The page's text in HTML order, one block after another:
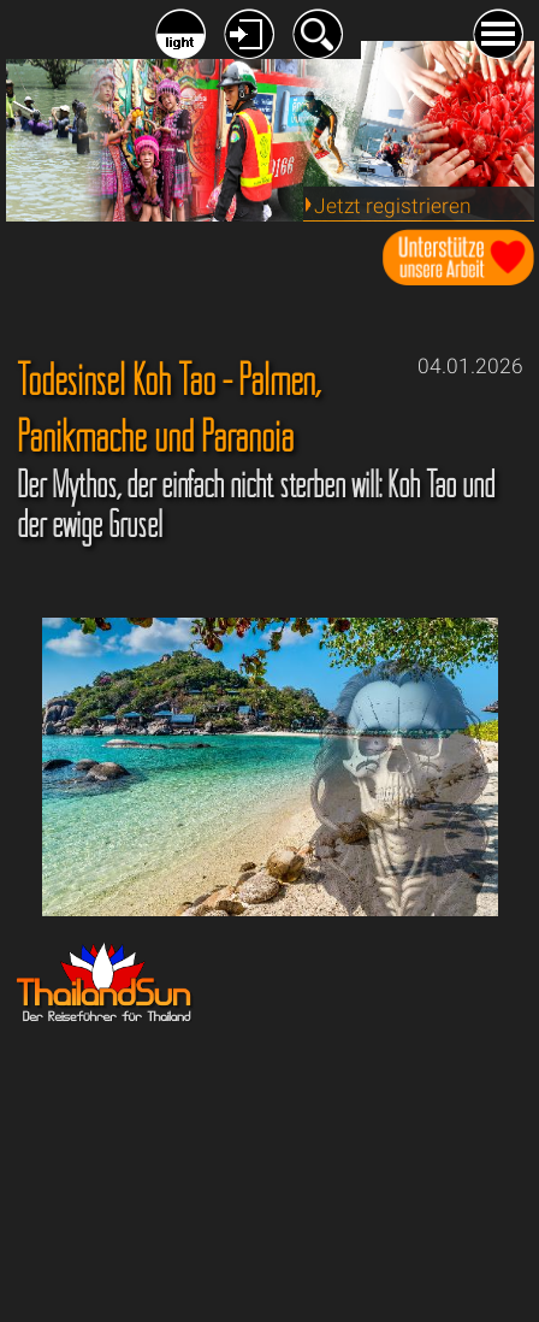
Jetzt registrieren
04.01.2026
Todesinsel Koh Tao - Palmen,
Panikmache und Paranoia
Der Mythos, der einfach nicht sterben will: Koh Tao und
der ewige Grusel